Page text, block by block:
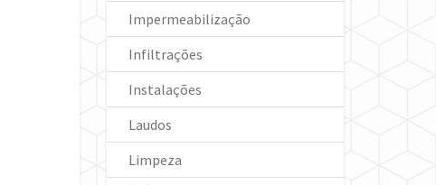
Impermeabilização
Infiltrações
Instalações
Laudos
Limpeza